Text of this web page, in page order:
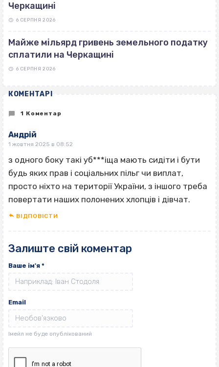
Черкащині
6 СЕРПНЯ 2026
Майже мільярд гривень земельного податку
сплатили на Черкащині
6 СЕРПНЯ 2026
КОМЕНТАРІ
1 Коментар
Андрій
1 жовтня 2025 в 08:52
з одного боку такі уб***іща мають сидіти і бути
будь яких прав і соціальних пільг чи виплат,
просто ніхто на території України, з іншого треба
повертати наших полонених хлопців і дівчат.
ВІДПОВІCТИ
Залиште свій коментар
Ваше ім'я *
Email